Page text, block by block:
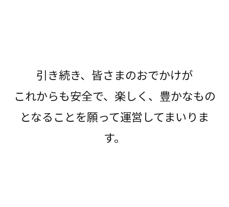
引き続き、皆さまのおでかけが
これからも安全で、楽しく、豊かなもの
となることを願って運営してまいりま
す。